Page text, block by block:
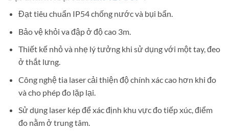
Đạt tiêu chuẩn IP54 chống nước và bụi bẩn.
Bảo vệ khỏi va đập ở độ cao 3m.
Thiết kế nhỏ và nhẹ lý tưởng khi sử dụng với một tay, đeo
ở thắt lưng.
Công nghệ tia laser cải thiện độ chính xác cao hơn khi đo
và cho phép đo lặp lại.
Sử dụng laser kép để xác định khu vực đo tiếp xúc, điểm
đo nằm ở trung tâm.